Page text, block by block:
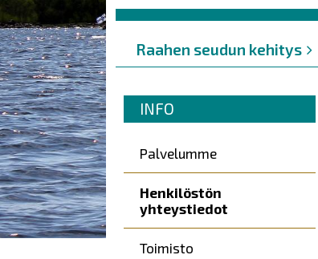
Murupolku
You
are
Raahen seudun kehitys
Murupolku
You
are
INFO
Päävalikko
Palvelumme
Henkilöstön
yhteystiedot
Toimisto